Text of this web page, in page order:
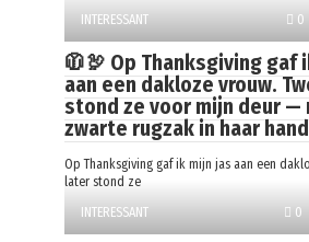
INTERESSANT
0
🧥🦃 Op Thanksgiving gaf
aan een dakloze vrouw.
stond ze voor mijn deur —
zwarte rugzak in haar
Op Thanksgiving gaf ik mijn jas aan een
later stond ze
INTERESSANT
0